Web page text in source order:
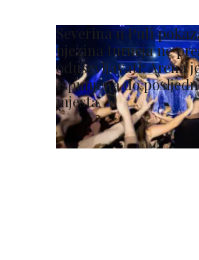
Severina u Puli
njezina turneja ne
oduševljavati: Arena
ispunjena do
mjesta